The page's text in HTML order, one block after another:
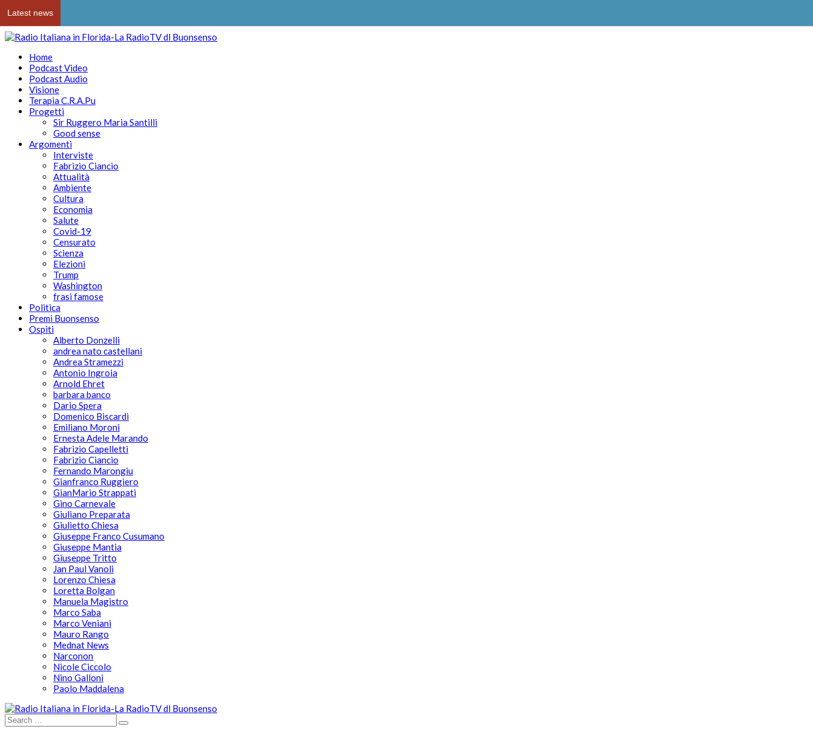
Latest news
Home
Podcast Video
Podcast Audio
Visione
Terapia C.R.A.Pu
Progetti
Sir Ruggero Maria Santilli
Good sense
Argomenti
Interviste
Fabrizio Ciancio
Attualità
Ambiente
Cultura
Economia
Salute
Covid-19
Censurato
Scienza
Elezioni
Trump
Washington
frasi famose
Politica
Premi Buonsenso
Ospiti
Alberto Donzelli
andrea nato castellani
Andrea Stramezzi
Antonio Ingroia
Arnold Ehret
barbara banco
Dario Spera
Domenico Biscardi
Emiliano Moroni
Ernesta Adele Marando
Fabrizio Capelletti
Fabrizio Ciancio
Fernando Marongiu
Gianfranco Ruggiero
GianMario Strappati
Gino Carnevale
Giuliano Preparata
Giulietto Chiesa
Giuseppe Franco Cusumano
Giuseppe Mantia
Giuseppe Tritto
Jan Paul Vanoli
Lorenzo Chiesa
Loretta Bolgan
Manuela Magistro
Marco Saba
Marco Veniani
Mauro Rango
Mednat News
Narconon
Nicole Ciccolo
Nino Galloni
Paolo Maddalena